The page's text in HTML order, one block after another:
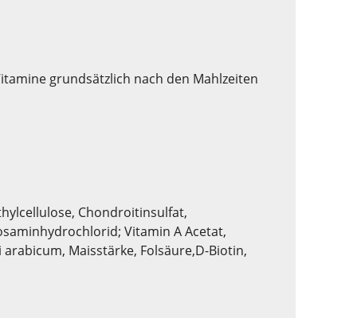
grundsätzlich nach den Mahlzeiten
Chondroitinsulfat,
Vitamin A Acetat,
Maisstärke, Folsäure,D-Biotin,